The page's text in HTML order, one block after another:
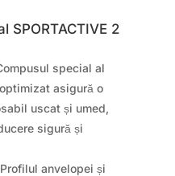
SPORTACTIVE 2
special al
asigură o
uscat și umed,
sigură și
Profilul anvelopei și